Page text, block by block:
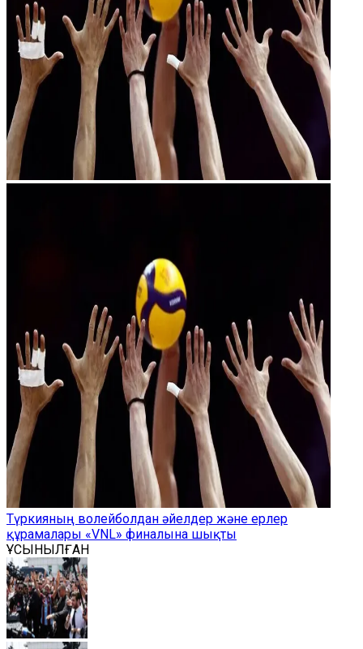
Түркияның волейболдан әйелдер және ерлер
құрамалары «VNL» финалына шықты
ҰСЫНЫЛҒАН